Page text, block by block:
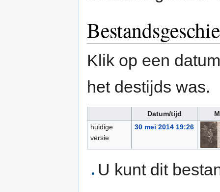
Klik op een
het destijds was.
Datum/tijd
huidige
versie
30 mei 2014 19:26
U kunt dit